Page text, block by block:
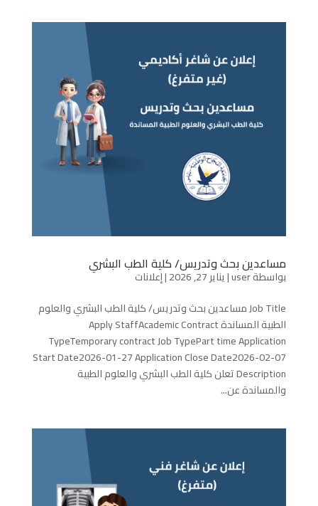
مساعدين بحث وتدريس/ كلية الطب البشري
بواسطةuser
|يناير 27, 2026 |إعلانات
Job Title مساعدين بحث وتدريس/ كلية الطب البشري والعلوم
الطبية المساندة Apply StaffAcademic Contract
TypeTemporary contract Job TypePart time Application
Start Date2026-01-27 Application Close Date2026-02-07
Description تعلن كلية الطب البشري والعلوم الطبية
والمساندة عن...